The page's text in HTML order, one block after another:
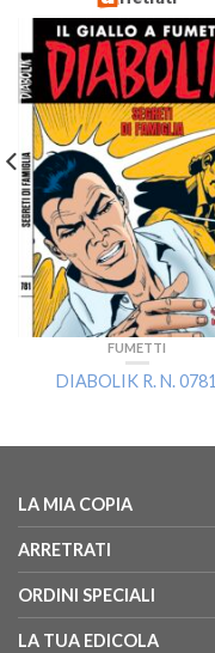
FUMETTI
DIABOLIK R. N. 0781
LA MIA COPIA
ARRETRATI
ORDINI SPECIALI
LA TUA EDICOLA